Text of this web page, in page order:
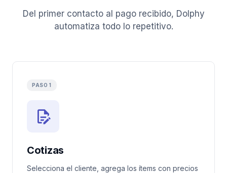
Del primer contacto al pago recibido, Dolphy
automatiza todo lo repetitivo.
PASO 1
Cotizas
Selecciona el cliente, agrega los ítems con precios